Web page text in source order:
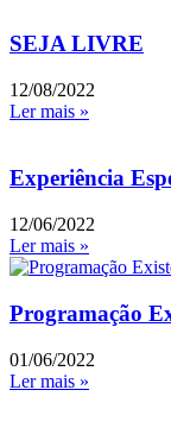
SEJA LIVRE
12/08/2022
Ler mais »
Experiência
12/06/2022
Ler mais »
Programação
01/06/2022
Ler mais »